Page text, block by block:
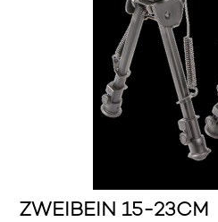
ZWEIBEIN 15-23CM